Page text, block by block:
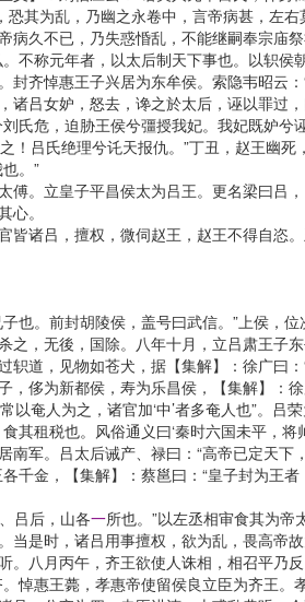
其为乱，乃幽之永卷中，言帝病甚，左
久不已，乃失惑惛乱，不能继嗣奉宗
不称元年者，以太后制天下事也。以轵
齐悼惠王子兴居为东牟侯。索隐韦昭云：
女妒，怒去，谗之於太后，诬以罪过
氏危，迫胁王侯兮彊授我妃。我妃既妒
！吕氏绝理兮讬天报仇。”丁丑，赵王幽死
。”
立皇子平昌侯太为吕王。更名梁曰吕
。
诸吕，擅权，微伺赵王，赵王不得自恣
。前封胡陵侯，盖号曰武信。”上侯，位
，无後，国除。八年十月，立吕肃王子
，见物如苍犬，据【集解】：徐广曰：
为新都侯，寿为乐昌侯，【集解】：
以奄人为之，诸官加‘中’者多奄人也”。
租税也。风俗通义曰‘秦时六国未平，将
。吕太后诫产、禄曰：“高帝已定天下
千金，【集解】：蔡邕曰：“皇子封为
吕后，山各一所也。”以左丞相审食其为帝
是时，诸吕用事擅权，欲为乱，畏高帝
八月丙午，齐王欲使人诛相，相召平乃
惠王薨，孝惠帝使留侯良立臣为齐王。